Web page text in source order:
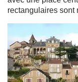
rectangulaires sont